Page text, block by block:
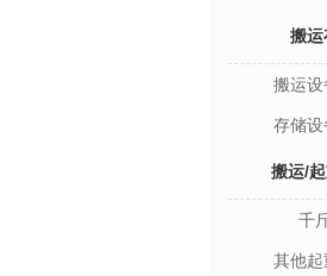
搬运
搬运
存储
搬运/
千
其他